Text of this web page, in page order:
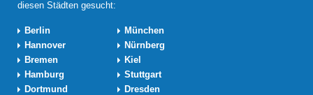
diesen Städten gesucht:
Berlin
München
Hannover
Nürnberg
Bremen
Kiel
Hamburg
Stuttgart
Dortmund
Dresden